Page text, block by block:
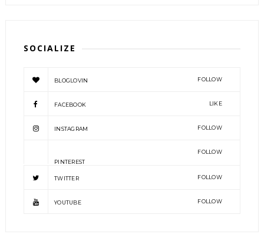
SOCIALIZE
BLOGLOVIN FOLLOW
FACEBOOK LIKE
INSTAGRAM FOLLOW
PINTEREST
FOLLOW
TWITTER FOLLOW
YOUTUBE FOLLOW